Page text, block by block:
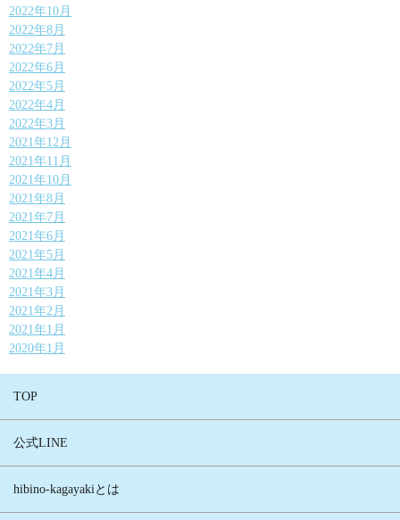
2022年10月
2022年8月
2022年7月
2022年6月
2022年5月
2022年4月
2022年3月
2021年12月
2021年11月
2021年10月
2021年8月
2021年7月
2021年6月
2021年5月
2021年4月
2021年3月
2021年2月
2021年1月
2020年1月
TOP
公式LINE
hibino-kagayakiとは